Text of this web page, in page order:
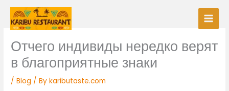
Skip
content
Отчего индивиды нередко верят
в благоприятные знаки
/Blog / Bykaributaste.com